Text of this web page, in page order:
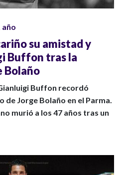
año
su amistad y
Buffon tras la
Bolaño
Buffon recordó
de Jorge Bolaño en el Parma.
murió a los 47 años tras un